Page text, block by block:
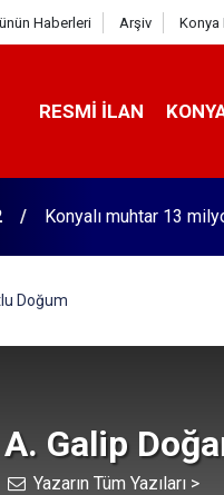
Haberleri Arşiv Konya
RESMI İLAN
Konyasporlu
Doğum
A. Galip
Yazarın Tüm Yazıları >